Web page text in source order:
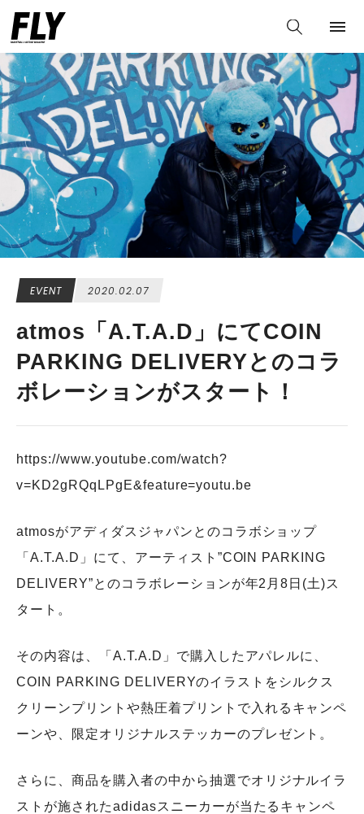
EVENT 2020.02.07
atmos「A.T.A.D」にてCOIN
PARKING DELIVERYとのコラ
ボレーションがスタート！
https://www.youtube.com/watch?
v=KD2gRQqLPgE&feature=youtu.be
atmosがアディダスジャパンとのコラボショップ
「A.T.A.D」にて、アーティスト”COIN PARKING
DELIVERY”とのコラボレーションが年2月8日(土)ス
タート。
その内容は、「A.T.A.D」で購入したアパレルに、
COIN PARKING DELIVERYのイラストをシルクス
クリーンプリントや熱圧着プリントで入れるキャンペ
ーンや、限定オリジナルステッカーのプレゼント。
さらに、商品を購入者の中から抽選でオリジナルイラ
ストが施されたadidasスニーカーが当たるキャンペ